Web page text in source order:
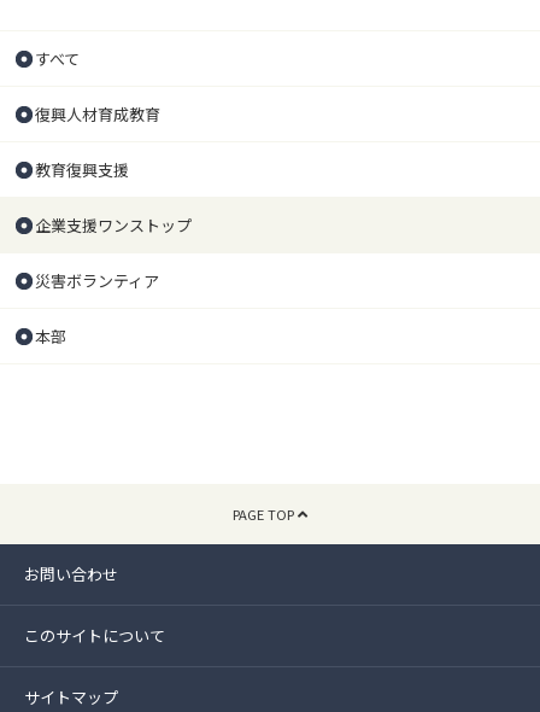
すべて
復興人材育成教育
教育復興支援
企業支援ワンストップ
災害ボランティア
本部
PAGE TOP
お問い合わせ
このサイトについて
サイトマップ